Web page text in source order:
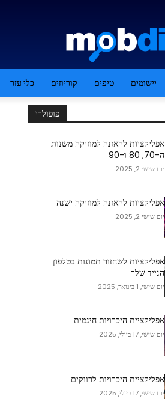
יישומים טיפים קוריוזים כלי עזר
פופולרי
אפליקציות להאזנה למוזיקה משנות
ה-70, 80 ו-90
יום שישי 2, 2025
אפליקציות להאזנה למוזיקה ישנה
יום שישי 2, 2025
אפליקציות לשחזור תמונות בטלפון
הנייד שלך
יום שישי, 1 בינואר, 2025
אפליקציית היכרויות חינמית
יום שישי, 17 ביולי, 2025
אפליקציית היכרויות לרווקים
יום שישי, 17 ביולי, 2025